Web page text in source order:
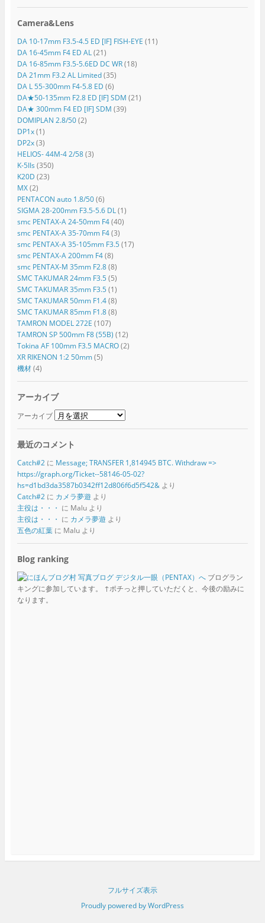
Camera&Lens
DA 10-17mm F3.5-4.5 ED [IF] FISH-EYE (11)
DA 16-45mm F4 ED AL(21)
DA 16-85mm F3.5-5.6ED DC WR(18)
DA 21mm F3.2 AL Limited(35)
DA L 55-300mm F4-5.8 ED (6)
DA★50-135mm F2.8 ED [IF] SDM (21)
DA★ 300mm F4 ED [IF] SDM (39)
DOMIPLAN 2.8/50(2)
DP1x(1)
DP2x(3)
HELIOS- 44M-4 2/58(3)
K-5IIs (350)
K20D (23)
MX(2)
PENTACON auto 1.8/50(6)
SIGMA 28-200mm F3.5-5.6 DL(1)
smc PENTAX-A 24-50mm F4(40)
smc PENTAX-A 35-70mm F4(3)
smc PENTAX-A 35-105mm F3.5(17)
smc PENTAX-A 200mm F4(8)
smc PENTAX-M 35mm F2.8(8)
SMC TAKUMAR 24mm F3.5(5)
SMC TAKUMAR 35mm F3.5(1)
SMC TAKUMAR 50mm F1.4(8)
SMC TAKUMAR 85mm F1.8(8)
TAMRON MODEL 272E (107)
TAMRON SP 500mm F8 (55B) (12)
Tokina AF 100mm F3.5 MACRO(2)
XR RIKENON 1:2 50mm(5)
機材(4)
アーカイブ
アーカイブ
最近のコメント
Catch#2に Message; TRANSFER 1,814945 BTC. Withdraw =>
https://graph.org/Ticket--58146-05-02?
hs=d1bd3da3587b0342ff12d806f6d5f542&より
Catch#2に カメラ夢遊より
主役は・・・ に Maluより
主役は・・・ に カメラ夢遊より
五色の紅葉に Maluより
Blog ranking
ブログラン
キングに参加しています。 ↑ポチっと押していただくと、今後の励みに
なります。
フルサイズ表示
Proudly powered by WordPress